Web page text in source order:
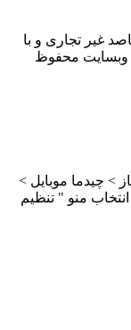
غیر تجاری و با
وبسایت محفوظ
> چیدما موبایل >
منو " تنظیم